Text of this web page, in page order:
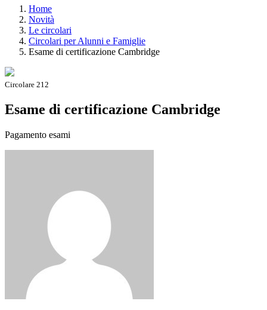
Home
Novità
Le circolari
Circolari per Alunni e Famiglie
Esame di certificazione Cambridge
Circolare 212
Esame di certificazione Cambridge
Pagamento esami